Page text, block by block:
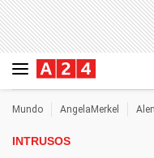
Mundo AngelaMerkel
INTRUSOS